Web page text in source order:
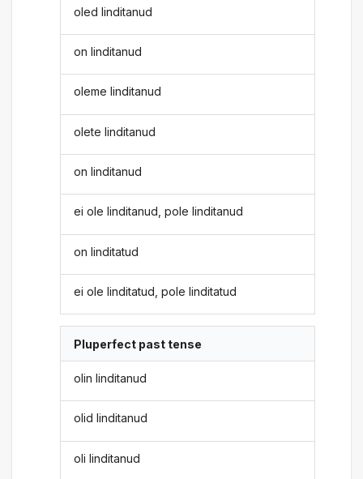
oled linditanud
on linditanud
oleme linditanud
olete linditanud
on linditanud
ei ole linditanud, pole linditanud
on linditatud
ei ole linditatud, pole linditatud
Pluperfect past tense
olin linditanud
olid linditanud
oli linditanud